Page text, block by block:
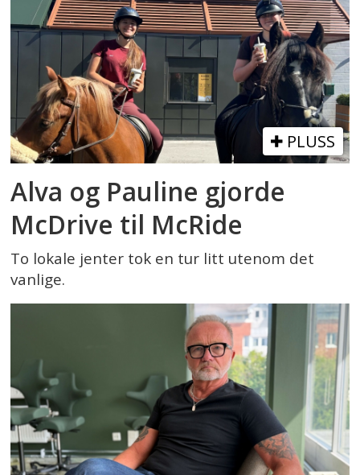
PLUSS
Alva og Pauline gjorde
McDrive til McRide
To lokale jenter tok en tur litt utenom det
vanlige.